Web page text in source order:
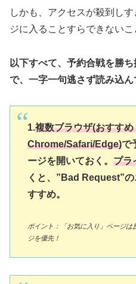
しかも、アクセスが殺到し
ジに入ることすらできない
以下すべて、予約合戦を勝
で、一字一句逃さず読み込
1.複数ブラウザ(おすすめ
Chrome/Safari/Edge)で
ージを開いておく。 プラ
くと、”Bad Request”
すすめ。
ポイント：「お気に入り」ページ
ジを優先！